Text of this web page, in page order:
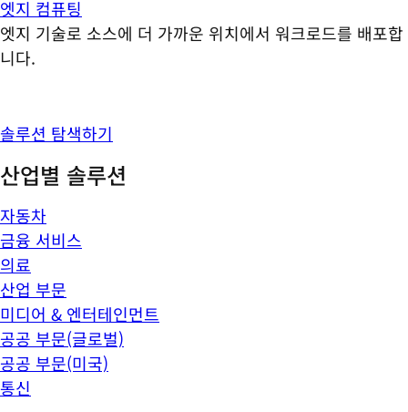
엣지 컴퓨팅
엣지 기술로 소스에 더 가까운 위치에서 워크로드를 배포합
니다.
솔루션 탐색하기
산업별 솔루션
자동차
금융 서비스
의료
산업 부문
미디어 & 엔터테인먼트
공공 부문(글로벌)
공공 부문(미국)
통신